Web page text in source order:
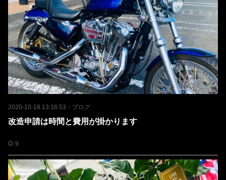
2020-10-18 13:16:53 ・ ブログ
改造申請は時間と費用が掛かります
9